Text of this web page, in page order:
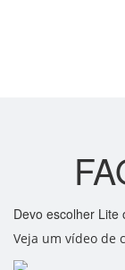
Devo escolher Lite
Veja um vídeo de